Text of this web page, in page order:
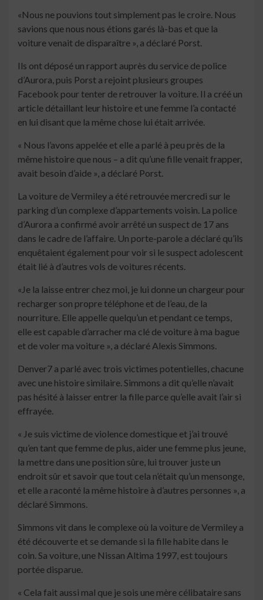
«Nous ne pouvions tout simplement pas le croire. Nous
savions que nous nous étions garés là-bas et que la
voiture venait de disparaître », a déclaré Porst.
Ils ont déposé un rapport auprès du service de police
d’Aurora, puis Porst a rejoint plusieurs groupes
Facebook pour tenter de retrouver la voiture. Il a créé un
article détaillant leur histoire et une femme l’a contacté
en lui disant que la même chose lui était arrivée.
« Nous l’avons appelée et elle a parlé à peu près de la
même histoire que nous – a dit qu’une fille venait frapper,
avait besoin d’aide », a déclaré Porst.
La voiture de Vermiley a été retrouvée mercredi sur le
parking d’un complexe d’appartements voisin. La police
d’Aurora a confirmé avoir arrêté un suspect de 17 ans
dans le cadre de l’affaire. Un porte-parole a déclaré qu’ils
enquêtaient également pour voir si le suspect adolescent
était lié à d’autres vols de voitures récents.
«Je la laisse entrer chez moi, je lui donne un chargeur pour
recharger son propre téléphone et de l’eau, de la
nourriture. Elle appelle quelqu’un et pendant ce temps,
elle est capable d’arracher ma clé de voiture à ma bague
et de voler ma voiture », a déclaré Alexis Simmons.
Denver7 a parlé avec trois victimes potentielles, chacune
avec une histoire similaire. Simmons a dit qu’elle n’avait
pas hésité à laisser entrer la fille parce qu’elle avait l’air si
effrayée.
« Je suis victime de violence domestique et j’ai trouvé
qu’en tant que femme de plus, aider une femme plus jeune,
la mettre dans une position sûre, lui trouver juste un
endroit sûr et savoir que tout cela n’était qu’un mensonge,
et elle a raconté la même histoire à d’autres personnes », a
déclaré Simmons.
Simmons vit dans le complexe où la voiture de Vermiley a
été découverte et se demande si la fille habite dans le
coin. Sa voiture, une Nissan Altima 1997, est toujours
portée disparue.
« Cela fait aussi mal que je sois une mère célibataire sans